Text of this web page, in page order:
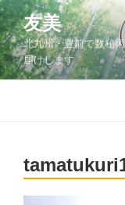
コ
ン
テ
ン
ツ
友美
北九州・豊前で数秘
届けします